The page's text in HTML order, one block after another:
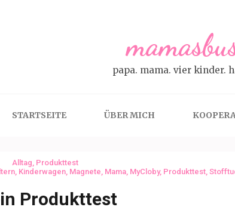
papa. mama. vier kinder.
STARTSEITE ÜBER MICH
Alltag, Produkttest
, Kinderwagen, Magnete, Mama, MyCloby, Produkttest,
Produkttest